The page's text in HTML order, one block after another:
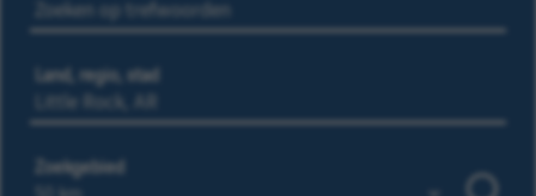
Land, regio, stad
Zoekgebied